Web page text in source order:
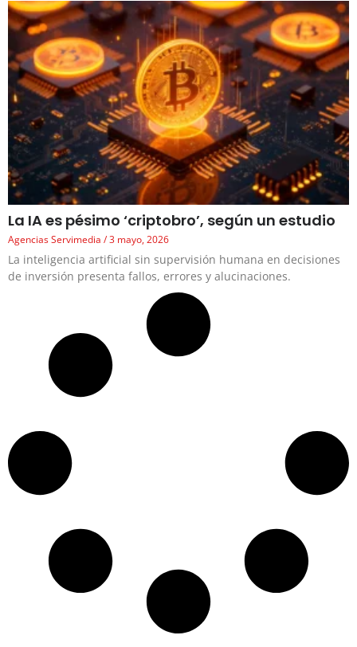
La IA es pésimo ‘criptobro’, según un estudio
Agencias Servimedia 3 mayo, 2026
La inteligencia artificial sin supervisión humana en decisiones
de inversión presenta fallos, errores y alucinaciones.